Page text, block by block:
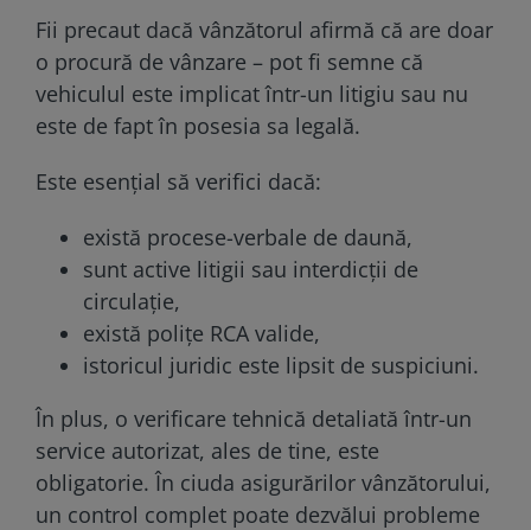
Fii precaut dacă vânzătorul afirmă că are doar
o procură de vânzare – pot fi semne că
vehiculul este implicat într-un litigiu sau nu
este de fapt în posesia sa legală.
Este esențial să verifici dacă:
există procese-verbale de daună,
sunt active litigii sau interdicții de
circulație,
există polițe RCA valide,
istoricul juridic este lipsit de suspiciuni.
În plus, o verificare tehnică detaliată într-un
service autorizat, ales de tine, este
obligatorie. În ciuda asigurărilor vânzătorului,
un control complet poate dezvălui probleme